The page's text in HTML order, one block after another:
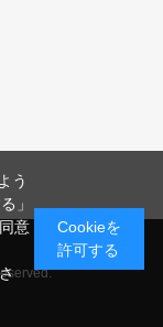
う
」
意
Cookieを
許可する